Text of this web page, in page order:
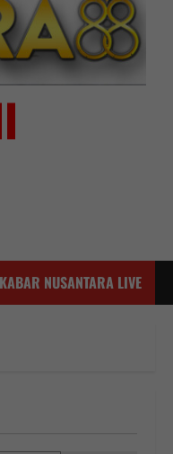
KABAR NUSANTARA LIVE